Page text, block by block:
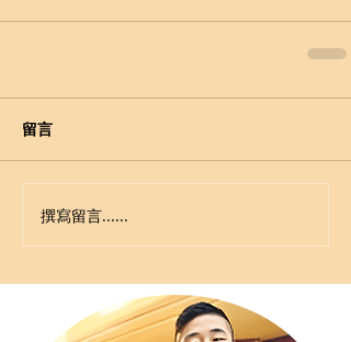
留言
撰寫留言......